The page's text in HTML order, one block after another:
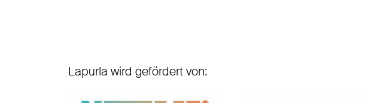
Lapurla wird gefördert von: